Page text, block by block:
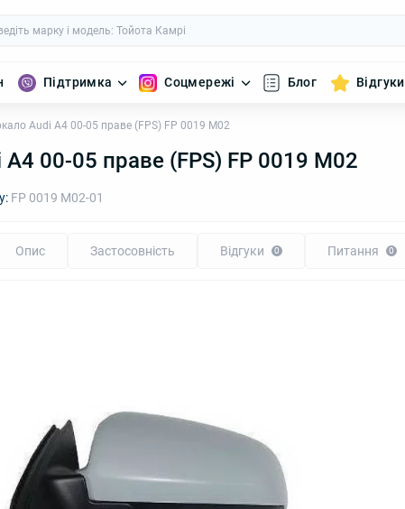
Підтримка Соцмережі Блог Відгуки
Audi A4 00-05 праве (FPS) FP 0019 M02
00-05 праве (FPS) FP 0019 M02
FP 0019 M02-01
Опис Застосовність Відгуки 0 Питання 0